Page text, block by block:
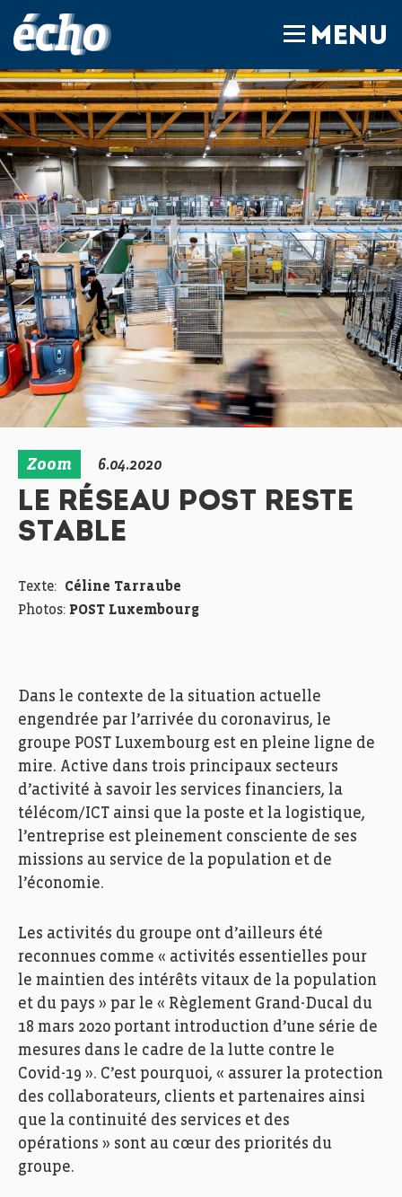
MENU
Zoom 6.04.2020
LE RÉSEAU POST RESTE
STABLE
Texte:
Céline Tarraube
Photos: POST Luxembourg
Dans le contexte de la situation actuelle
engendrée par l’arrivée du coronavirus, le
groupe POST Luxembourg est en pleine ligne de
mire. Active dans trois principaux secteurs
d’activité à savoir les services financiers, la
télécom/ICT ainsi que la poste et la logistique,
l’entreprise est pleinement consciente de ses
missions au service de la population et de
l’économie.
Les activités du groupe ont d’ailleurs été
reconnues comme « activités essentielles pour
le maintien des intérêts vitaux de la population
et du pays » par le « Règlement Grand-Ducal du
18 mars 2020 portant introduction d’une série de
mesures dans le cadre de la lutte contre le
Covid-19 ». C’est pourquoi, « assurer la protection
des collaborateurs, clients et partenaires ainsi
que la continuité des services et des
opérations » sont au cœur des priorités du
groupe.